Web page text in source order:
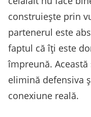
construiește prin
partenerul este
faptul că îți este
împreună.
elimină defensiva
conexiune reală.